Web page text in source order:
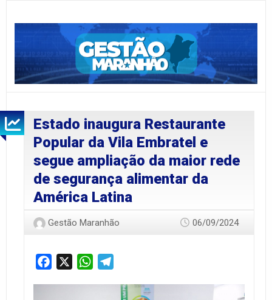
Estado inaugura Restaurante
Popular da Vila Embratel e
segue ampliação da maior rede
de segurança alimentar da
América Latina
Gestão Maranhão 06/09/2024
Facebook WhatsApp